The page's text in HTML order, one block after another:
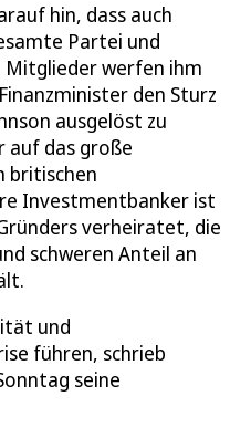
hin, dass auch
Partei und
Mitglieder werfen ihm
den Sturz
ausgelöst zu
auf das große
britischen
Investmentbanker ist
verheiratet, die
schweren Anteil an
und
führen, schrieb
seine